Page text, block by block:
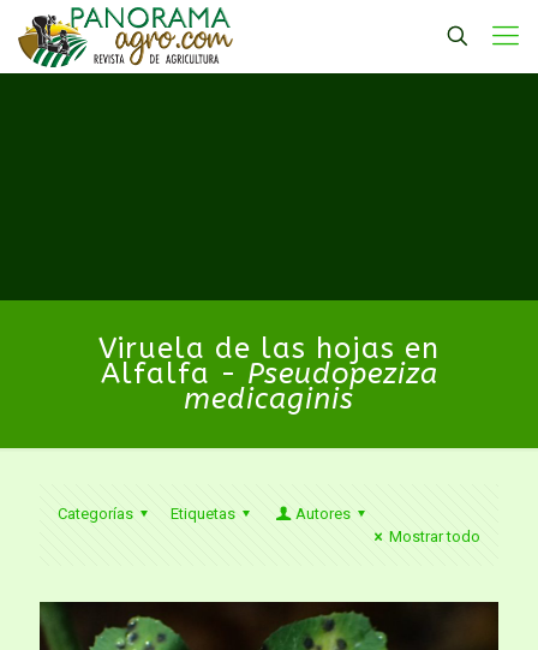
Viruela de las hojas en
Alfalfa - Pseudopeziza
medicaginis
Categorías Etiquetas
Autores
Mostrar todo